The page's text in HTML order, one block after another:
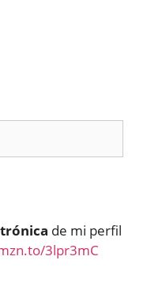
de mi perfil
3lpr3mC